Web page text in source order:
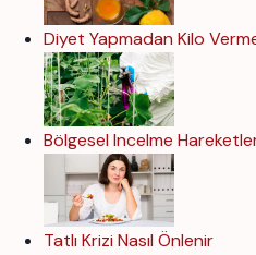
Diyet Yapmadan Kilo
Bölgesel Incelme
Tatlı Krizi Nasıl Önlenir